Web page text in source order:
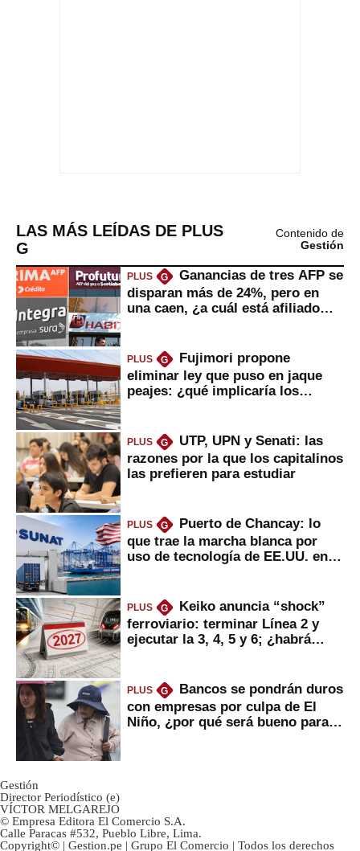
LAS MÁS LEÍDAS DE PLUS
G
Contenido de
Gestión
PLUS G
Ganancias de tres AFP se
disparan más de 24%, pero en
una caen, ¿a cuál está afiliado
PLUS G
Fujimori propone
eliminar ley que puso en jaque
peajes: ¿qué implicaría los
PLUS G
UTP, UPN y Senati: las
razones por la que los capitalinos
las prefieren para estudiar
PLUS G
Puerto de Chancay: lo
que trae la marcha blanca por
uso de tecnología de EE.UU. en
PLUS G
Keiko anuncia “shock”
ferroviario: terminar Línea 2 y
ejecutar la 3, 4, 5 y 6; ¿habrá
PLUS G
Bancos se pondrán duros
con empresas por culpa de El
Niño, ¿por qué será bueno para
Gestión
Director Periodístico (e)
VÍCTOR MELGAREJO
© Empresa Editora El Comercio S.A.
Calle Paracas #532, Pueblo Libre, Lima.
Copyright© | Gestion.pe | Grupo El Comercio | Todos los derechos